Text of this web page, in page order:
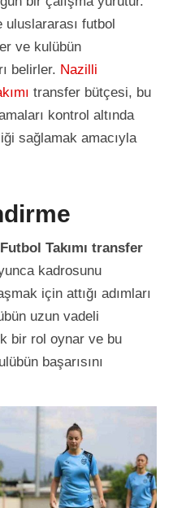
futbol
ve kulübün
belirler. Nazilli
transfer bütçesi, bu
kontrol altında
sağlamak amacıyla
Takımı transfer
kadrosunu
için attığı adımları
uzun vadeli
bir rol oynar ve bu
başarısını